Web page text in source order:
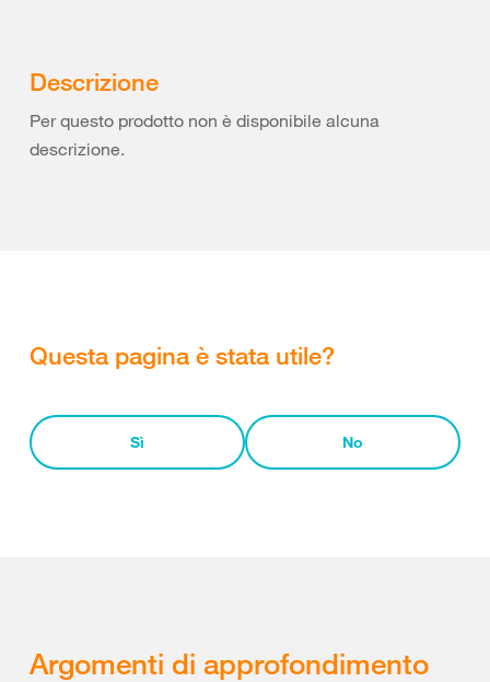
Descrizione
Per questo prodotto non è disponibile alcuna
descrizione.
Questa pagina è stata utile?
Sì No
Argomenti di approfondimento